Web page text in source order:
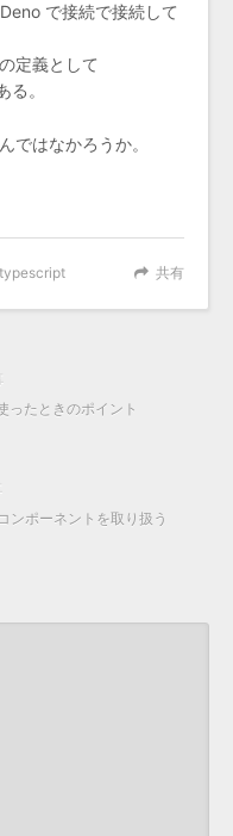
で接続で接続して
定義として
。
ではなかろうか。
共有
typescript
ったときのポイント
ンポーネントを取り扱う